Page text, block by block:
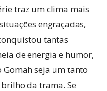
traz um clima mais
engraçadas,
tantas
de energia e humor,
seja um tanto
da trama. Se